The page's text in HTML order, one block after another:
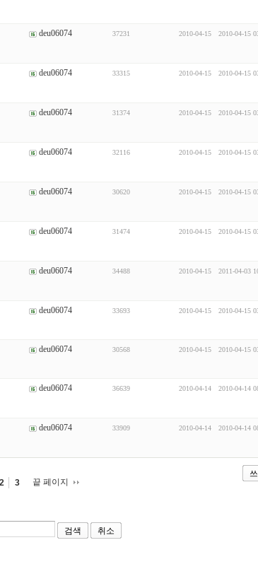
deu06074 37231 2010-04-15 2010-04-15
deu06074 33315 2010-04-15 2010-04-15
deu06074 31374 2010-04-15 2010-04-15
deu06074 32116 2010-04-15 2010-04-15
deu06074 30620 2010-04-15 2010-04-15
deu06074 31474 2010-04-15 2010-04-15
deu06074 34488 2010-04-15 2011-04-03
deu06074 33693 2010-04-15 2010-04-15
deu06074 30568 2010-04-15 2010-04-15
deu06074 36639 2010-04-14 2010-04-14
deu06074 33909 2010-04-14 2010-04-14
2 3 끝 페이지
검색 취소